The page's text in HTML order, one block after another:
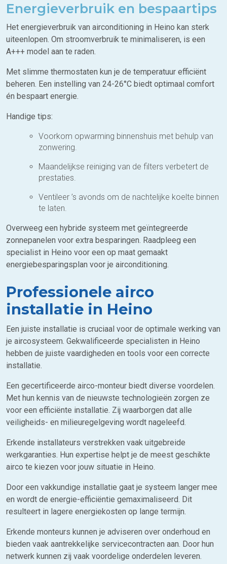
Energieverbruik en bespaartips
Het energieverbruik van airconditioning in Heino kan sterk
uiteenlopen. Om stroomverbruik te minimaliseren, is een
A+++ model aan te raden.
Met slimme thermostaten kun je de temperatuur efficiënt
beheren. Een instelling van 24-26°C biedt optimaal comfort
én bespaart energie.
Handige tips:
Voorkom opwarming binnenshuis met behulp van
zonwering.
Maandelijkse reiniging van de filters verbetert de
prestaties.
Ventileer ’s avonds om de nachtelijke koelte binnen
te laten.
Overweeg een hybride systeem met geïntegreerde
zonnepanelen voor extra besparingen. Raadpleeg een
specialist in Heino voor een op maat gemaakt
energiebesparingsplan voor je airconditioning.
Professionele airco
installatie in Heino
Een juiste installatie is cruciaal voor de optimale werking van
je aircosysteem. Gekwalificeerde specialisten in Heino
hebben de juiste vaardigheden en tools voor een correcte
installatie.
Een gecertificeerde airco-monteur biedt diverse voordelen.
Met hun kennis van de nieuwste technologieën zorgen ze
voor een efficiënte installatie. Zij waarborgen dat alle
veiligheids- en milieuregelgeving wordt nageleefd.
Erkende installateurs verstrekken vaak uitgebreide
werkgaranties. Hun expertise helpt je de meest geschikte
airco te kiezen voor jouw situatie in Heino.
Door een vakkundige installatie gaat je systeem langer mee
en wordt de energie-efficiëntie gemaximaliseerd. Dit
resulteert in lagere energiekosten op lange termijn.
Erkende monteurs kunnen je adviseren over onderhoud en
bieden vaak aantrekkelijke servicecontracten aan. Door hun
netwerk kunnen zij vaak voordelige onderdelen leveren.